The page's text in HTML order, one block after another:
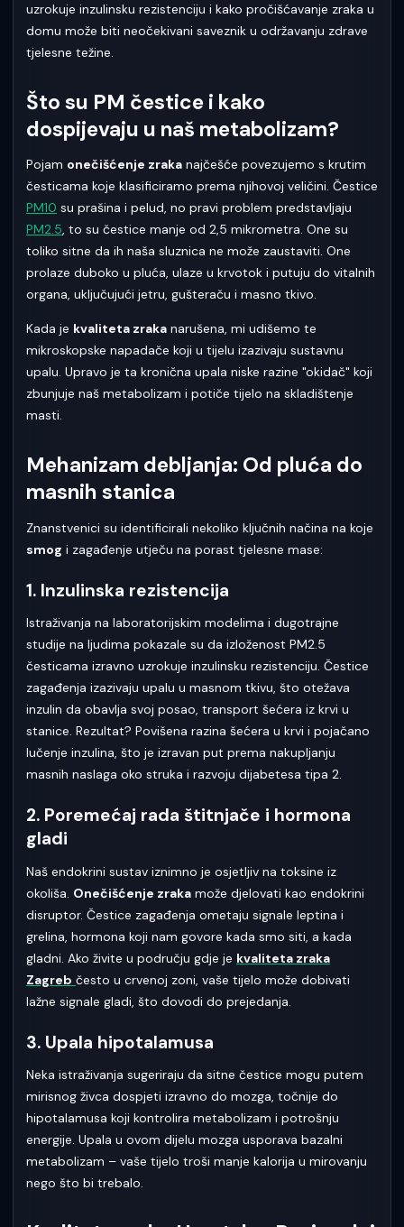
uzrokuje inzulinsku rezistenciju i kako pročišćavanje zraka u
domu može biti neočekivani saveznik u održavanju zdrave
tjelesne težine.
Što su PM čestice i kako
dospijevaju u naš metabolizam?
Pojam onečišćenje zraka najčešće povezujemo s krutim
česticama koje klasificiramo prema njihovoj veličini. Čestice
PM10 su prašina i pelud, no pravi problem predstavljaju
PM2.5, to su čestice manje od 2,5 mikrometra. One su
toliko sitne da ih naša sluznica ne može zaustaviti. One
prolaze duboko u pluća, ulaze u krvotok i putuju do vitalnih
organa, uključujući jetru, gušteraču i masno tkivo.
Kada je kvaliteta zraka narušena, mi udišemo te
mikroskopske napadače koji u tijelu izazivaju sustavnu
upalu. Upravo je ta kronična upala niske razine "okidač" koji
zbunjuje naš metabolizam i potiče tijelo na skladištenje
masti.
Mehanizam debljanja: Od pluća do
masnih stanica
Znanstvenici su identificirali nekoliko ključnih načina na koje
smog i zagađenje utječu na porast tjelesne mase:
1. Inzulinska rezistencija
Istraživanja na laboratorijskim modelima i dugotrajne
studije na ljudima pokazale su da izloženost PM2.5
česticama izravno uzrokuje inzulinsku rezistenciju. Čestice
zagađenja izazivaju upalu u masnom tkivu, što otežava
inzulin da obavlja svoj posao, transport šećera iz krvi u
stanice. Rezultat? Povišena razina šećera u krvi i pojačano
lučenje inzulina, što je izravan put prema nakupljanju
masnih naslaga oko struka i razvoju dijabetesa tipa 2.
2. Poremećaj rada štitnjače i hormona
gladi
Naš endokrini sustav iznimno je osjetljiv na toksine iz
okoliša. Onečišćenje zraka može djelovati kao endokrini
disruptor. Čestice zagađenja ometaju signale leptina i
grelina, hormona koji nam govore kada smo siti, a kada
gladni. Ako živite u području gdje je kvaliteta zraka
Zagreb često u crvenoj zoni, vaše tijelo može dobivati
lažne signale gladi, što dovodi do prejedanja.
3. Upala hipotalamusa
Neka istraživanja sugeriraju da sitne čestice mogu putem
mirisnog živca dospjeti izravno do mozga, točnije do
hipotalamusa koji kontrolira metabolizam i potrošnju
energije. Upala u ovom dijelu mozga usporava bazalni
metabolizam – vaše tijelo troši manje kalorija u mirovanju
nego što bi trebalo.